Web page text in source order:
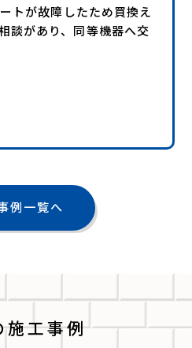
トが故障したため買換え
談があり、同等機器へ交
例一覧へ
施工事例